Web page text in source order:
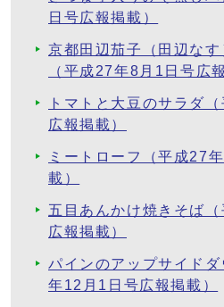
日号広報掲載）
京都田辺茄子（田辺な
（平成27年8月1日号広
トマトと大豆のサラダ
広報掲載）
ミートローフ（平成27
載）
五目あんかけ焼きそば
広報掲載）
パインのアップサイド
年12月1日号広報掲載）